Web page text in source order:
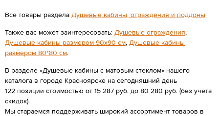
Все товары раздела Душевые кабины, ограждения и поддоны
Также вас может заинтересовать: Душевые ограждения,
Душевые кабины размером 90х90 см, Душевые кабины
размером 80*80 см.
В разделе «Душевые кабины с матовым стеклом» нашего
каталога в городе Красноярске на сегодняшний день
122 позиции стоимостью от 15 287 руб. до 80 280 руб. (без учета
скидок).
Мы стараемся поддерживать широкий ассортимент товаров в